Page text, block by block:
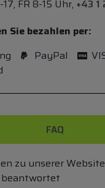
FR 8-15 Uhr, +43
Sie bezahlen per:
PayPal
FAQ
zu unserer
beantwortet